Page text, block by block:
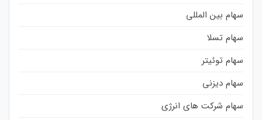
سهام بین المللی
سهام تسلا
سهام توئیتر
سهام دیزنی
سهام شرکت های انرژی